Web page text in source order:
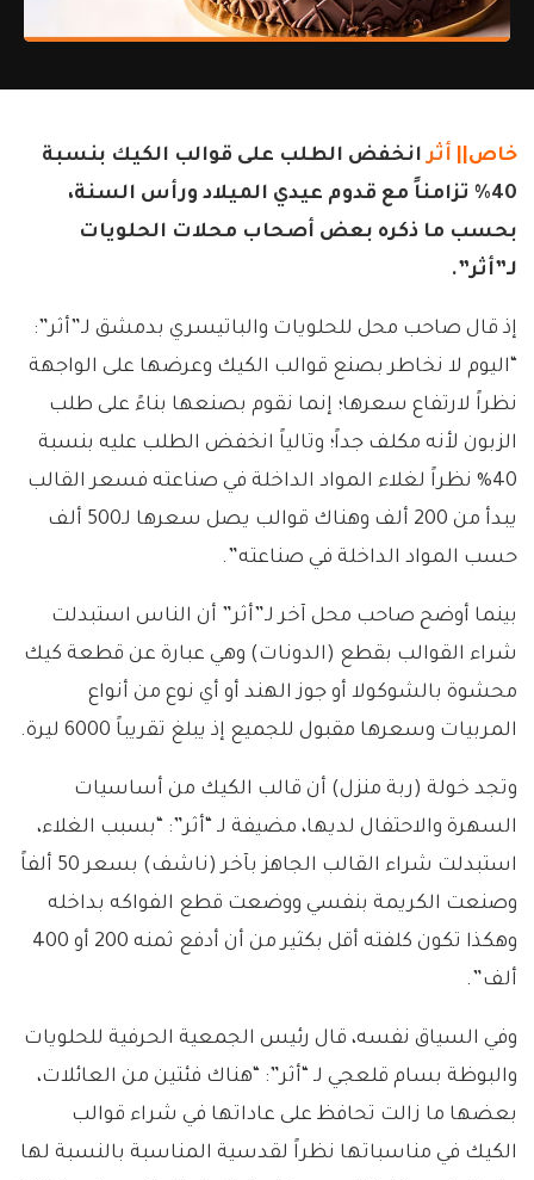
خاص|| أثرانخفض الطلب على قوالب الكيك بنسبة
40% تزامناً مع قدوم عيدي الميلاد ورأس السنة،
بحسب ما ذكره بعض أصحاب محلات الحلويات
لـ”أثر”.
إذ قال صاحب محل للحلويات والباتيسري بدمشق لـ”أثر”:
“اليوم لا نخاطر بصنع قوالب الكيك وعرضها على الواجهة
نظراً لارتفاع سعرها؛ إنما نقوم بصنعها بناءً على طلب
الزبون لأنه مكلف جداً؛ وتالياً انخفض الطلب عليه بنسبة
40% نظراً لغلاء المواد الداخلة في صناعته فسعر القالب
يبدأ من 200 ألف وهناك قوالب يصل سعرها لـ500 ألف
حسب المواد الداخلة في صناعته”.
بينما أوضح صاحب محل آخر لـ”أثر” أن الناس استبدلت
شراء القوالب بقطع (الدونات) وهي عبارة عن قطعة كيك
محشوة بالشوكولا أو جوز الهند أو أي نوع من أنواع
المربيات وسعرها مقبول للجميع إذ يبلغ تقريباً 6000 ليرة.
وتجد خولة (ربة منزل) أن قالب الكيك من أساسيات
السهرة والاحتفال لديها، مضيفة لـ “أثر”: “بسبب الغلاء،
استبدلت شراء القالب الجاهز بآخر (ناشف) بسعر 50 ألفاً
وصنعت الكريمة بنفسي ووضعت قطع الفواكه بداخله
وهكذا تكون كلفته أقل بكثير من أن أدفع ثمنه 200 أو 400
ألف”.
وفي السياق نفسه، قال رئيس الجمعية الحرفية للحلويات
والبوظة بسام قلعجي لـ “أثر”: “هناك فئتين من العائلات،
بعضها ما زالت تحافظ على عاداتها في شراء قوالب
الكيك في مناسباتها نظراً لقدسية المناسبة بالنسبة لها